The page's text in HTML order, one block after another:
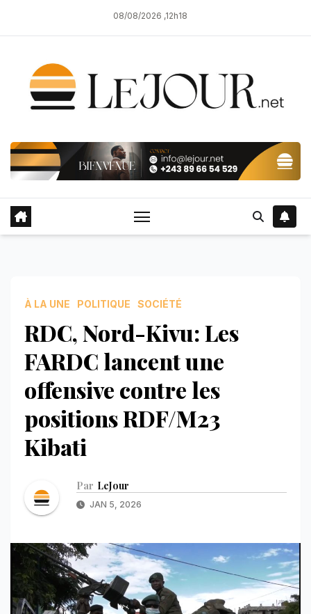
08/08/2026 ,12h18
À LA UNE POLITIQUE SOCIÉTÉ
RDC, Nord-Kivu: Les
FARDC lancent une
offensive contre les
positions RDF/M23
Kibati
Par LeJour
JAN 5, 2026